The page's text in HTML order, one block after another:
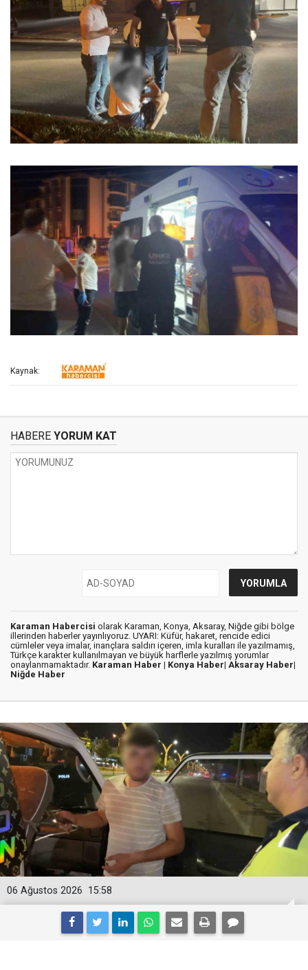
Kaynak:
HABERE YORUM KAT
Karaman Habercisi olarak Karaman, Konya, Aksaray, Niğde gibi bölge
illerinden haberler yayınlıyoruz. UYARI: Küfür, hakaret, rencide edici
cümleler veya imalar, inançlara saldırı içeren, imla kuralları ile yazılmamış,
Türkçe karakter kullanılmayan ve büyük harflerle yazılmış yorumlar
onaylanmamaktadır. Karaman Haber | Konya Haber| Aksaray Haber|
Niğde Haber
15:58
06 Ağustos 2026